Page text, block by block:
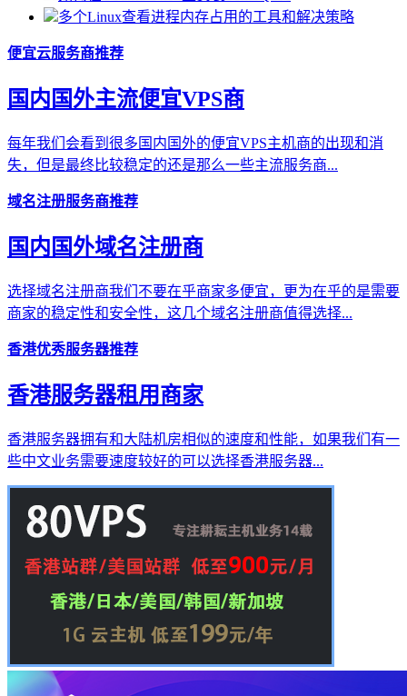
多个Linux查看进程内存占用的工具和解决策略
便宜云服务商推荐
国内国外主流便宜VPS商
每年我们会看到很多国内国外的便宜VPS主机商的出现和消
失，但是最终比较稳定的还是那么一些主流服务商...
域名注册服务商推荐
国内国外域名注册商
选择域名注册商我们不要在乎商家多便宜，更为在乎的是需要
商家的稳定性和安全性，这几个域名注册商值得选择...
香港优秀服务器推荐
香港服务器租用商家
香港服务器拥有和大陆机房相似的速度和性能，如果我们有一
些中文业务需要速度较好的可以选择香港服务器...